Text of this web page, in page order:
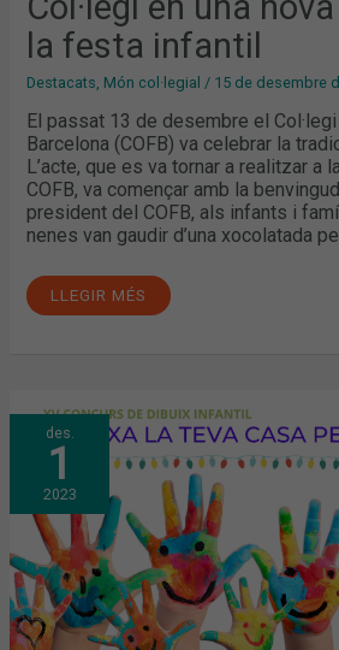
la festa infantil
Destacats, Món col·legial / 15 de desembre
El passat 13 de desembre el
Barcelona (COFB) va celebrar la
L’acte, que es va tornar a realitzar a
COFB, va començar amb la
president del COFB, als infants i
nenes van gaudir d’una xocolatada
LLEGIR MÉS
des.
1
2023
XV
CONCURS
DE
INFANTIL:
DIBUIXA
LA
TEVA
CASA
PER
NADAL